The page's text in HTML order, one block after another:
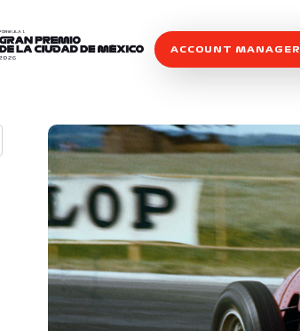
ACCOUNT MANAGER